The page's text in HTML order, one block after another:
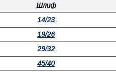
Шлиф
14/23
19/26
29/32
45/40